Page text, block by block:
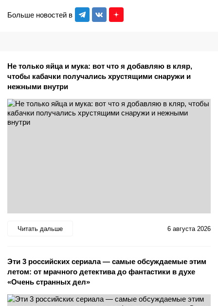
Больше новостей в
Не только яйца и мука: вот что я добавляю в кляр,
чтобы кабачки получались хрустящими снаружи и
нежными внутри
Читать дальше 6 августа 2026
Эти 3 российских сериала — самые обсуждаемые этим
летом: от мрачного детектива до фантастики в духе
«Очень странных дел»